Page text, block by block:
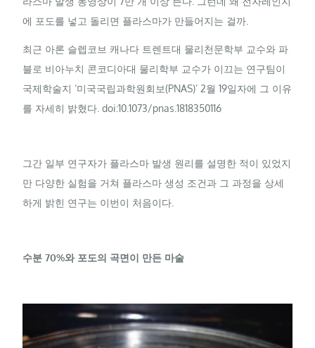
에 포도를 넣고 돌리면 플라스마가 만들어지는 걸까.
최근 아론 슬렙코브 캐나다 트렌트대 물리천문학부 교수와 파
블로 비아누치 콘코디아대 물리학부 교수가 이끄는 연구팀이
국제학술지 ‘미국국립과학원회보(PNAS)’ 2월 19일자에 그 이유
를 자세히 밝혔다. doi:10.1073/pnas.1818350116
그간 일부 연구자가 플라스마 발생 원리를 설명한 적이 있었지
만 다양한 실험을 거쳐 플라스마 생성 조건과 그 과정을 상세
하게 밝힌 연구는 이번이 처음이다.
수분 70%와 포도의 곡면이 만든 마술